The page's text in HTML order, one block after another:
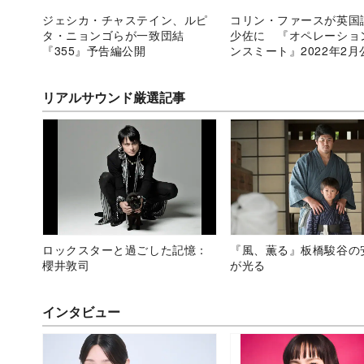
ジェシカ・チャステイン、ルピ
タ・ニョンゴらが一致団結
『355』予告編公開
コリン・ファースが英国
少佐に 『オペレーショ
ンスミート』2022年2月
リアルサウンド厳選記事
ロックスターと過ごした記憶：
櫻井敦司
『風、薫る』板橋駿谷
が光る
インタビュー